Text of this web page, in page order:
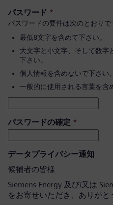
パスワード *
パスワードの要件は次のとおりで
最低8文字を含めて下さい。
大文字と小文字、そして数字
下さい。
個人情報を含めないで下さい。
一般的に使用される言葉を含
パスワードの確定 *
データプライバシー通知
候補者の皆様
Siemens Energy 及び/又は
をお寄せいただき、ありがと